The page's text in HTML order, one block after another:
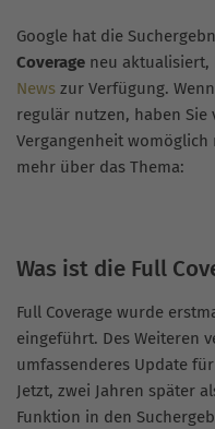
Google hat die
Coverage neu
News zur Verfügung.
regulär nutzen, haben
Vergangenheit
mehr über das Thema:
Was ist die Full
Full Coverage wurde
eingeführt. Des Weiteren
umfassenderes Update
Jetzt, zwei Jahren später
Funktion in den